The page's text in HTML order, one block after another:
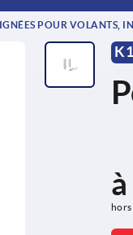
POUR VOLANTS,
hors